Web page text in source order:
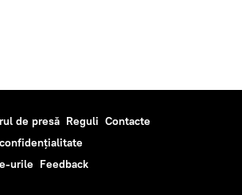
de presă Reguli Contacte
urile Feedback